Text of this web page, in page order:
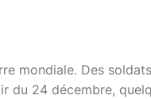
mondiale. Des
du 24 décembre,